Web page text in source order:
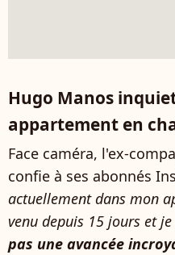
Hugo Manos
appartement en
Face caméra, l'ex-
confie à ses abonnés
actuellement dans mon
venu depuis 15 jours et
pas une avancée